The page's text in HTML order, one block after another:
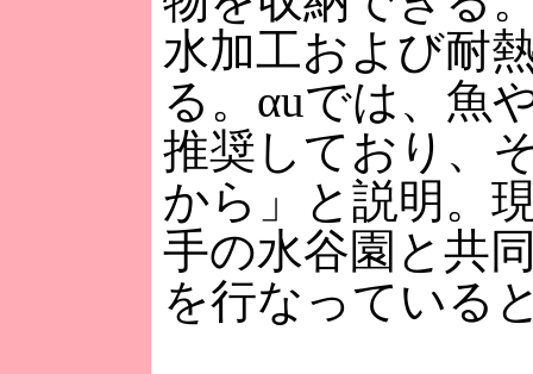
水加工および耐
る。αuでは、魚
推奨しており、
から」と説明。
手の水谷園と共
を行なっている